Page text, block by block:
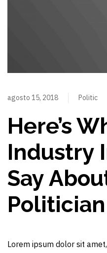
agosto 15, 2018 Politic
Here’s
Industry
Say
Politician
Lorem ipsum dolor sit